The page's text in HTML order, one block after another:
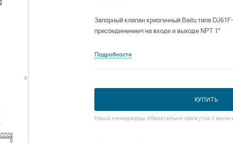
Запорный клапан криогенный Baitu типа
присоединением на входе и выходе NPT 1"
Подробности
КУПИТЬ
Наши менеджеры обязательно свяжутся с вами